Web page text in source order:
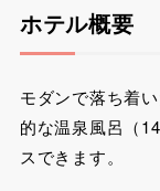
ホテル概要
モダンで落ち着
的な温泉風呂（
スできます。